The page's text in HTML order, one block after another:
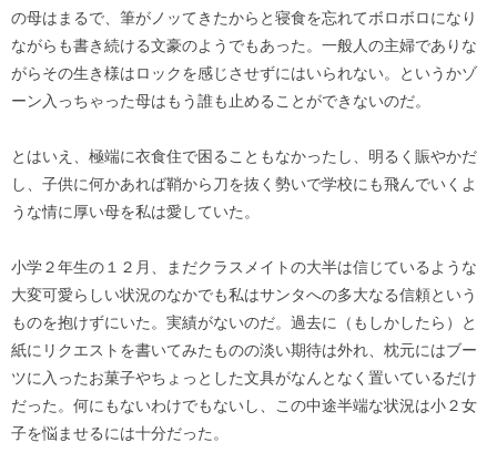
の母はまるで、筆がノッてきたからと寝食を忘れてボロボロになり
ながらも書き続ける文豪のようでもあった。一般人の主婦でありな
がらその生き様はロックを感じさせずにはいられない。というかゾ
ーン入っちゃった母はもう誰も止めることができないのだ。
とはいえ、極端に衣食住で困ることもなかったし、明るく賑やかだ
し、子供に何かあれば鞘から刀を抜く勢いで学校にも飛んでいくよ
うな情に厚い母を私は愛していた。
小学２年生の１２月、まだクラスメイトの大半は信じているような
大変可愛らしい状況のなかでも私はサンタへの多大なる信頼という
ものを抱けずにいた。実績がないのだ。過去に（もしかしたら）と
紙にリクエストを書いてみたものの淡い期待は外れ、枕元にはブー
ツに入ったお菓子やちょっとした文具がなんとなく置いているだけ
だった。何にもないわけでもないし、この中途半端な状況は小２女
子を悩ませるには十分だった。